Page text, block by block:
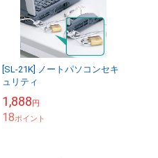
[SL-21K] ノートパソコンセキ
ュリティ
1,888円
18ポイント